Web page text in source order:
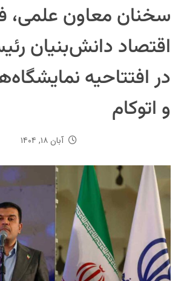
سخنان معاون علمی،
اقتصاد دانش‌بنیان
در افتتاحیه
و اتوکام
آبان ۱۸, ۱۴۰۴